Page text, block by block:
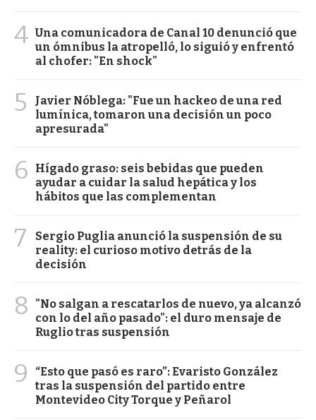
4 Una comunicadora de Canal 10 denunció que
un ómnibus la atropelló, lo siguió y enfrentó
al chofer: "En shock"
5
Javier Nóblega: "Fue un hackeo de una red
lumínica, tomaron una decisión un poco
apresurada"
6
Hígado graso: seis bebidas que pueden
ayudar a cuidar la salud hepática y los
hábitos que las complementan
7
Sergio Puglia anunció la suspensión de su
reality: el curioso motivo detrás de la
decisión
8
"No salgan a rescatarlos de nuevo, ya alcanzó
con lo del año pasado": el duro mensaje de
Ruglio tras suspensión
9
“Esto que pasó es raro”: Evaristo González
tras la suspensión del partido entre
Montevideo City Torque y Peñarol